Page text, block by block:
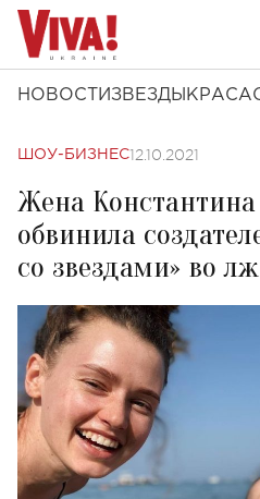
НОВОСТИ ЗВЕЗДЫ КРАСА
ШОУ-БИЗНЕС12.10.2021
Жена Константина
обвинила
со звездами» во